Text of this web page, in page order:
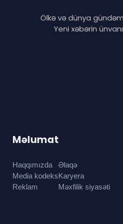
Ölkə və dünya
Yeni xəbərin
Məlumat
Haqqımızda
Media kodeks
Reklam
Əlaqə
Karyera
Məxfilik siyasəti